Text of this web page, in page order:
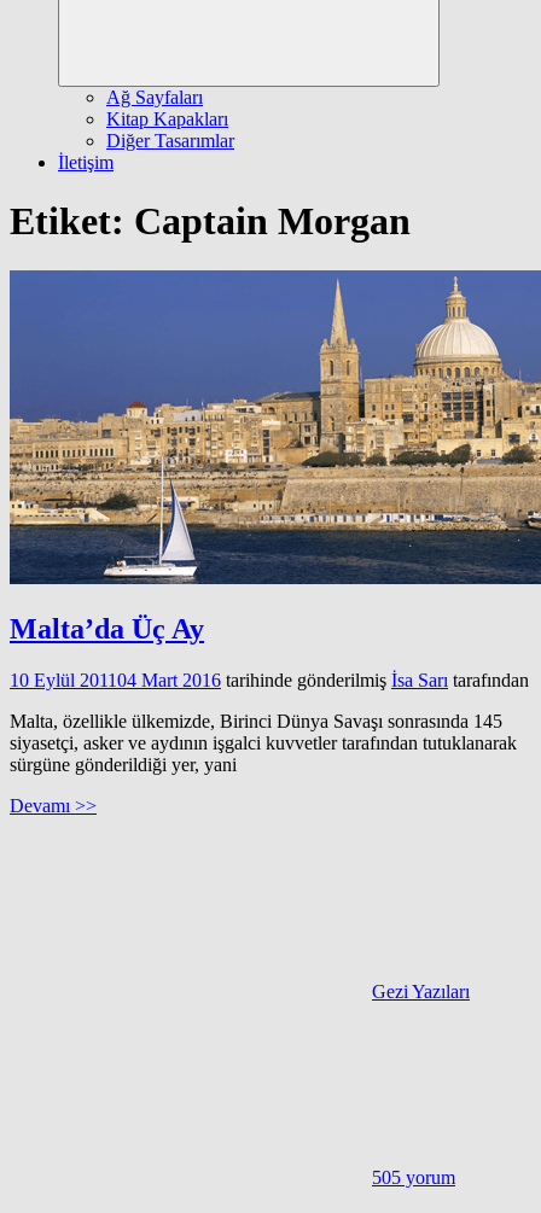
Ağ Sayfaları
Kitap Kapakları
Diğer Tasarımlar
İletişim
Etiket: Captain Morgan
Malta’da Üç Ay
10 Eylül 201104 Mart 2016 tarihinde gönderilmiş İsa Sarı tarafından
Malta, özellikle ülkemizde, Birinci Dünya Savaşı sonrasında 145
siyasetçi, asker ve aydının işgalci kuvvetler tarafından tutuklanarak
sürgüne gönderildiği yer, yani
Devamı >>
Gezi Yazıları
505 yorum